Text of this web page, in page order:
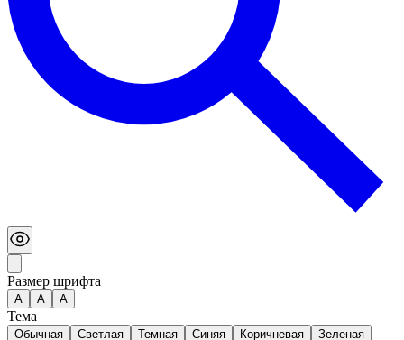
Размер шрифта
А A A
Тема
Обычная Светлая Темная Синяя Коричневая Зеленая